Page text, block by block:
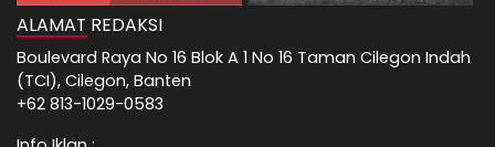
ALAMAT REDAKSI
Boulevard Raya No 16 Blok A 1 No 16 Taman Cilegon Indah
(TCI), Cilegon, Banten
+62 813-1029-0583